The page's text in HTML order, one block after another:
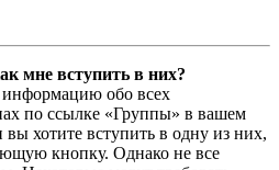
мне вступить в них?
обо всех
по ссылке «Группы» в вашем
хотите вступить в одну из них,
кнопку. Однако не все